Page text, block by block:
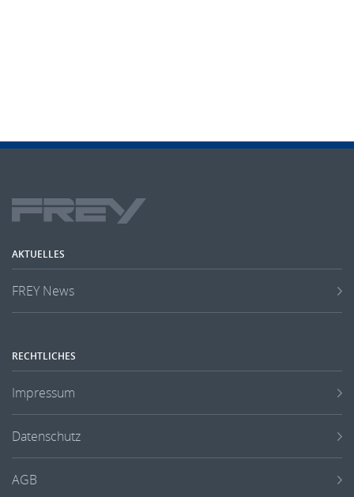
AKTUELLES
FREY News
RECHTLICHES
Impressum
Datenschutz
AGB